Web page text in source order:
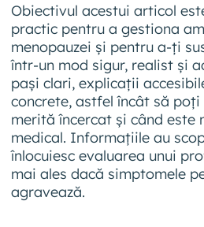
Obiectivul acestui articol
practic pentru a gestiona
menopauzei și pentru a-ți
într-un mod sigur, realist și
pași clari, explicații
concrete, astfel încât să
merită încercat și când este
medical. Informațiile au
înlocuiesc evaluarea unui
mai ales dacă simptomele
agravează.